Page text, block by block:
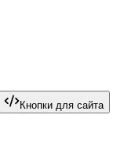
Кнопки для сайта